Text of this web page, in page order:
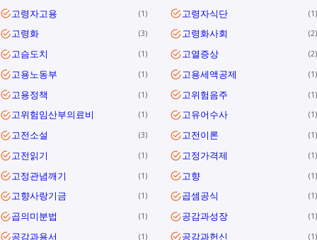
고령자고용 1 고령자식단 1
고령화 3 고령화사회 2
고슴도치 1 고열증상 2
고용노동부 1 고용세액공제 1
고용정책 1 고위험음주 1
고위험임산부의료비 1 고유어수사 1
고전소설 3 고전이론 1
고전읽기 1 고정가격제 1
고정관념깨기 1 고향 1
고향사랑기금 1 곱셈공식 1
곱의미분법 1 공감과성장 1
공감과용서 1 공감과헌신 1